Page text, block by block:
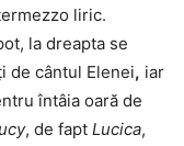
liric.
la dreapta se
de cântul Elenei, iar
întâia oară de
, de fapt Lucica,